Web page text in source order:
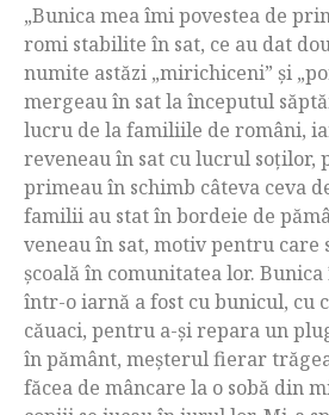
„Bunica mea îmi povestea de
romi stabilite în sat, ce au dat
numite astăzi „mirichiceni” și
mergeau în sat la începutul
lucru de la familiile de români,
reveneau în sat cu lucrul soților,
primeau în schimb câteva ceva
familii au stat în bordeie de
veneau în sat, motiv pentru care
școală în comunitatea lor.
într-o iarnă a fost cu bunicul, cu
căuaci, pentru a-și repara un
în pământ, meșterul fierar
făcea de mâncare la o sobă din